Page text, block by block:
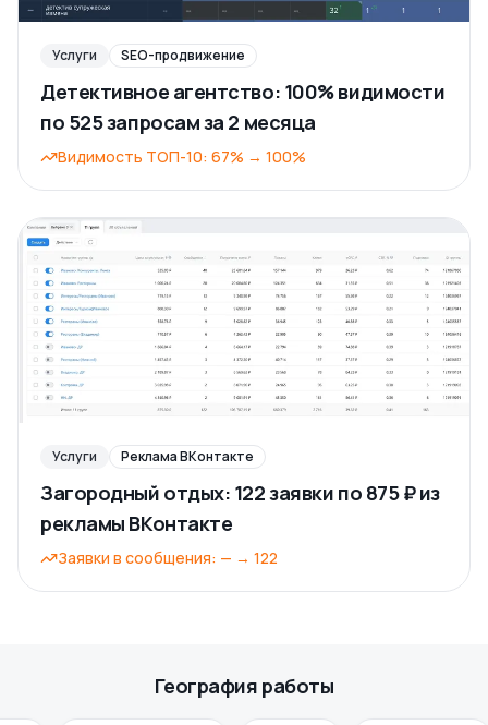
Услуги SEO-продвижение
Детективное агентство: 100% видимости
по 525 запросам за 2 месяца
Видимость ТОП-10: 67% → 100%
Услуги Реклама ВКонтакте
Загородный отдых: 122 заявки по 875 ₽ из
рекламы ВКонтакте
Заявки в сообщения: — → 122
География работы